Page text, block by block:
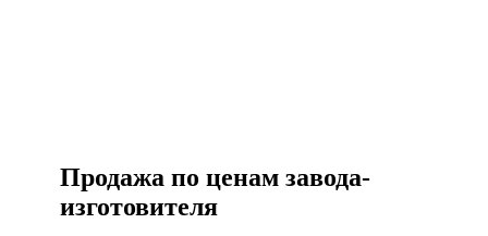
Продажа по ценам завода-
изготовителя